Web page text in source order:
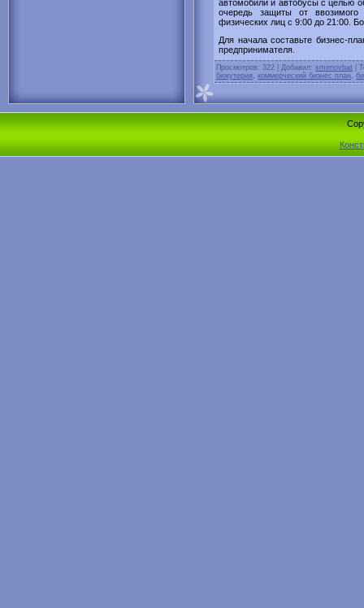
автомобили и автобусы с целью
очередь защиты от
физических лиц с 9:00 до 21:00.
Для начала составьте бизнес-
предпринимателя.
Просмотров: 322 | Добавил: smirnovbat
бижутерия
коммерческий бизнес план